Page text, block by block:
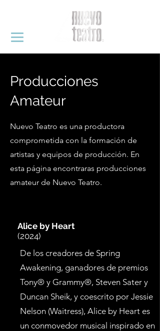
Producciones
Amateur
Nuevo Teatro es una productora
comprometida con la formación de
artistas y equipos de producción. En
esta página encontraras producciones
amateur de Nuevo Teatro.
Alice by Heart
(2024)
De los creadores de Spring
Awakening, ganadores de premios
Tony® y Grammy®, Steven Sater y
Duncan Sheik, y coescrito por Jessie
Nelson (Waitress), Alice by Heart es
un conmovedor musical inspirado en